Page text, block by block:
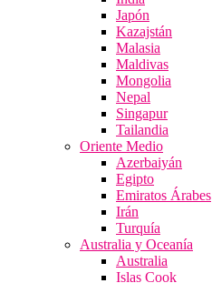
Japón
Kazajstán
Malasia
Maldivas
Mongolia
Nepal
Singapur
Tailandia
Oriente Medio
Azerbaiyán
Egipto
Emiratos Árabes
Irán
Turquía
Australia y Oceanía
Australia
Islas Cook